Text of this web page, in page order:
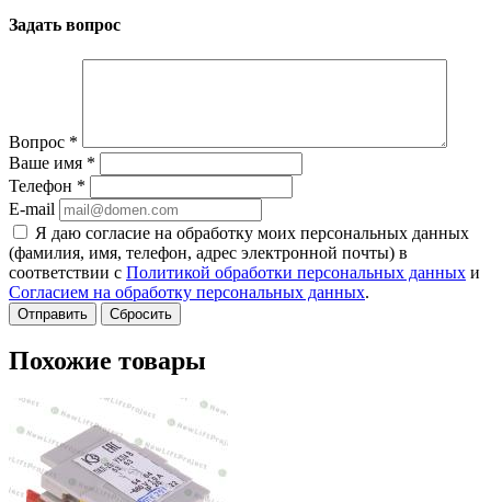
Задать вопрос
Вопрос *
Ваше имя *
Телефон *
E-mail
Я даю согласие на обработку моих персональных данных
(фамилия, имя, телефон, адрес электронной почты) в
соответствии с Политикой обработки персональных данных и
Согласием на обработку персональных данных.
Сбросить
Похожие товары